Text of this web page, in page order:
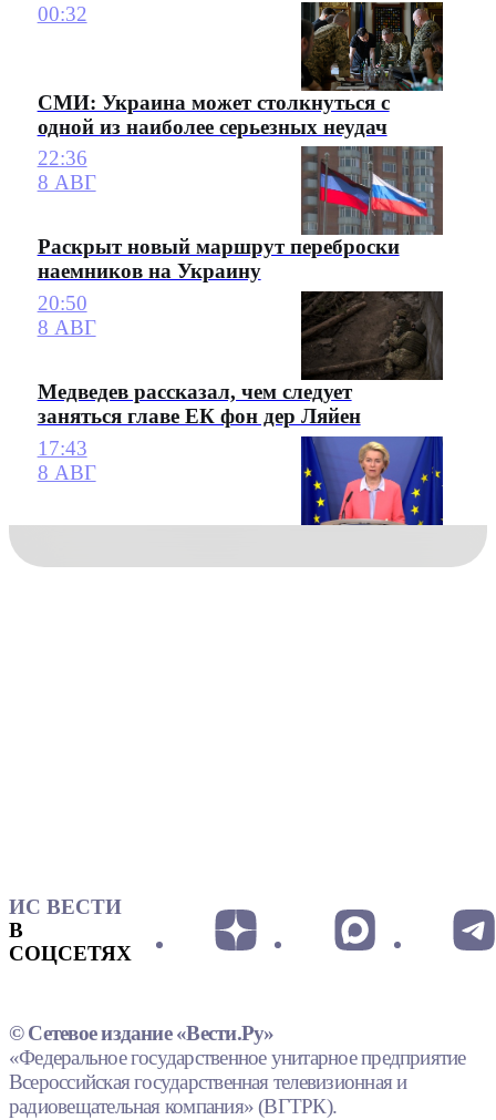
00:32
СМИ: Украина может столкнуться с
одной из наиболее серьезных неудач
22:36
8 АВГ
Раскрыт новый маршрут переброски
наемников на Украину
20:50
8 АВГ
Медведев рассказал, чем следует
заняться главе ЕК фон дер Ляйен
17:43
8 АВГ
ИС ВЕСТИ
В
СОЦСЕТЯХ
© Сетевое издание «Вести.Ру»
«Федеральное государственное унитарное предприятие
Всероссийская государственная телевизионная и
радиовещательная компания» (ВГТРК).